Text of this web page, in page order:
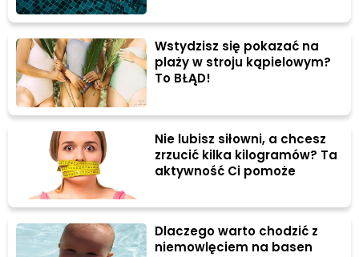
Wstydzisz się pokazać na
plaży w stroju kąpielowym?
To BŁĄD!
Nie lubisz siłowni, a chcesz
zrzucić kilka kilogramów? Ta
aktywność Ci pomoże
Dlaczego warto chodzić z
niemowlęciem na basen